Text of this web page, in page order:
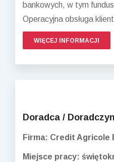
bankowych, w tym
Operacyjna obsługa
WIĘCEJ INFORMACJI
Doradca /
Firma: Credit Agricole
Miejsce pracy: